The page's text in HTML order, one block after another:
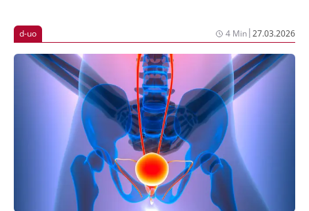
Mitglieder von d-uo (Deutsche Uro-Onkologen e.V.)
urologische Tumorerkrankungen im Rahmen der
prospektiven VERSUS-Studie (VERSorgUngsStudie) [2,
3]. Dies erfolgt über die d-uo-
Dokumentationsplattform, über die zum einen die
Meldung an das Krebsregister erfolgt und zum
anderen die Daten ohne doppelten Aufwand in die
eigene Datenbank von d-uo überführt werden [4-6]. d-
uo vergütet seinen Mitgliedern dabei weiterhin den
Dokumentationsaufwand und stellt ihnen Software
und Support kostenlos zur Verfügung [7]. Ebenso
kostenlos sind Wartung und Pflege der Software
d-uo 4 Min|27.03.2026